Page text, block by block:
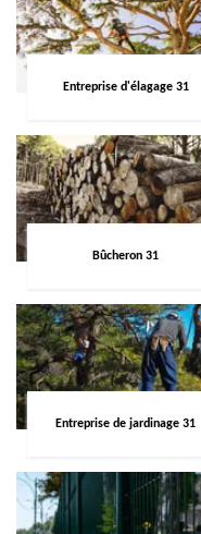
Entreprise d'élagage 31
Bûcheron 31
Entreprise de jardinage 31